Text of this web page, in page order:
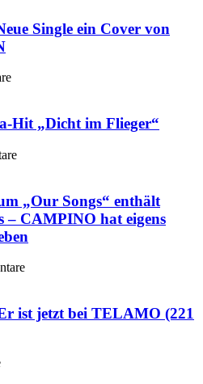
Single ein Cover von
Hit „Dicht im Flieger“
„Our Songs“ enthält
– CAMPINO hat eigens
ist jetzt bei TELAMO (221